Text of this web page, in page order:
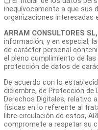
inequívocamente a que sus
organizaciones interesadas
ARRAM CONSULTORES SL,
información, y en especial,
de carácter personal
el pleno cumplimiento de
protección de datos de
De acuerdo con lo
diciembre, de Protección de
Derechos Digitales, relativo
físicas en lo referente al
libre circulación de estos,
compromete a respetar su